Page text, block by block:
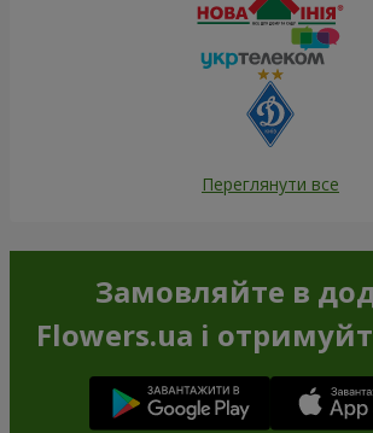
Переглянути все
Замовляйте в
Flowers.ua і